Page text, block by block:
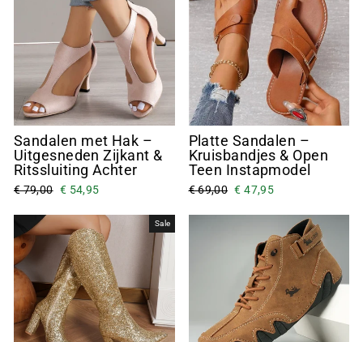
Sandalen met Hak –
Uitgesneden Zijkant &
Ritssluiting Achter
€ 79,00 € 54,95
Platte Sandalen –
Kruisbandjes & Open
Teen Instapmodel
€ 69,00 € 47,95
Sale